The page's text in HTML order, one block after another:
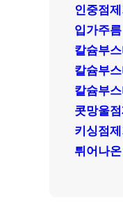
인중점
입가주름
칼슘부
칼슘부
칼슘부
콧망울
키싱점
튀어나